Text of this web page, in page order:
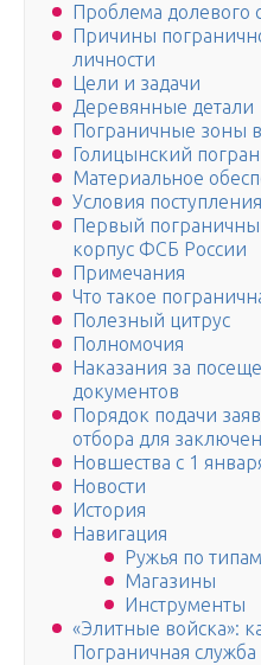
Проблема долевого
Причины
личности
Цели и задачи
Деревянные детали
Пограничные зоны в
Голицынский
Материальное
Условия
Первый
корпус ФСБ России
Примечания
Что такое
Полезный цитрус
Полномочия
Наказания за
документов
Порядок подачи
отбора для
Новшества с 1
Новости
История
Навигация
Ружья по типам
Магазины
Инструменты
«Элитные войска»:
Пограничная